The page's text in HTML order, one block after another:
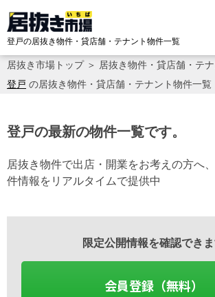
登戸の居抜き物件・貸店舗・テナント物件一覧
居抜き市場トップ＞ 居抜き物件・貸店舗・テ
登戸 の居抜き物件・貸店舗・テナント物件一覧
登戸の最新の物件一覧です。
居抜き物件で出店・開業をお考えの方へ
件情報をリアルタイムで提供中
限定公開情報を確認でき
会員登録（無料）